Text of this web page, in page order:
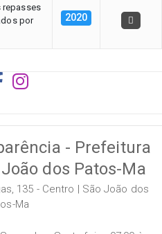
por
2020
- Prefeitura
dos Patos-Ma
135 - Centro | São João dos
Ma